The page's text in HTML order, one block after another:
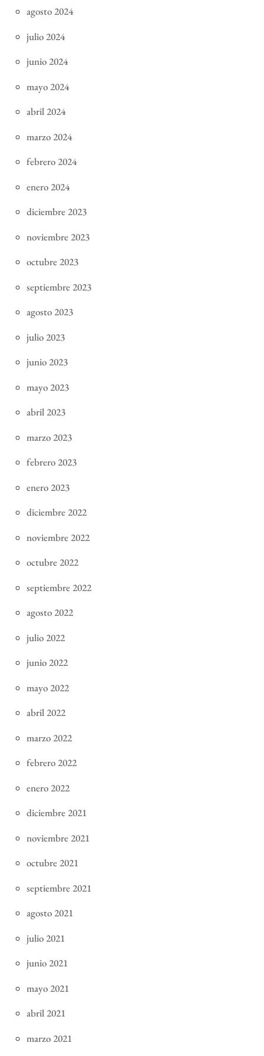
agosto 2024
julio 2024
junio 2024
mayo 2024
abril 2024
marzo 2024
febrero 2024
enero 2024
diciembre 2023
noviembre 2023
octubre 2023
septiembre 2023
agosto 2023
julio 2023
junio 2023
mayo 2023
abril 2023
marzo 2023
febrero 2023
enero 2023
diciembre 2022
noviembre 2022
octubre 2022
septiembre 2022
agosto 2022
julio 2022
junio 2022
mayo 2022
abril 2022
marzo 2022
febrero 2022
enero 2022
diciembre 2021
noviembre 2021
octubre 2021
septiembre 2021
agosto 2021
julio 2021
junio 2021
mayo 2021
abril 2021
marzo 2021